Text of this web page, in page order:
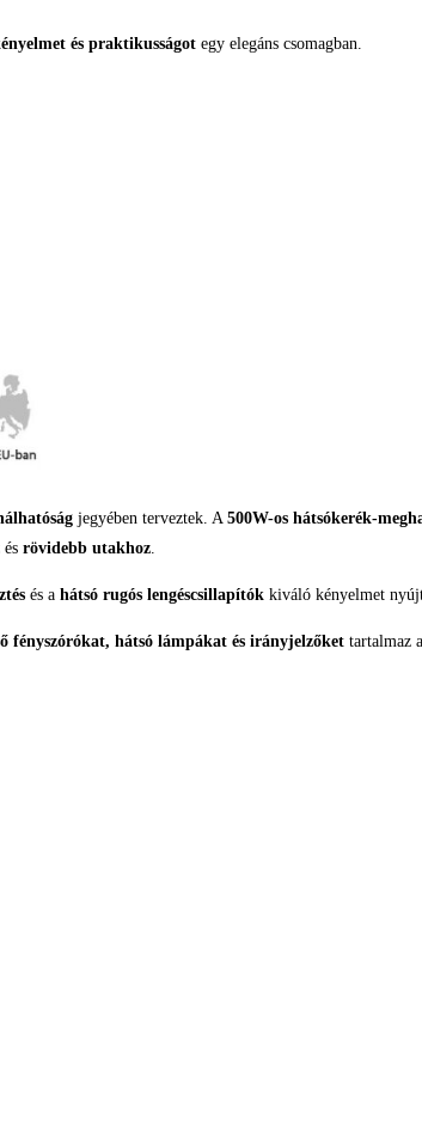
és praktikusságot egy elegáns csomagban.
jegyében terveztek. A 500W-os hátsókerék-
és rövidebb utakhoz.
és a hátsó rugós lengéscsillapítók kiváló kényelmet
fényszórókat, hátsó lámpákat és irányjelzőket tartalmaz